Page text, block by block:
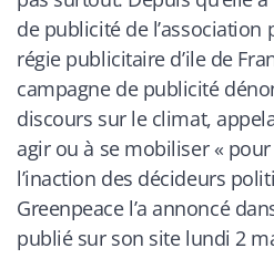
de publicité de l’association
régie publicitaire d’ile de
campagne de publicité
discours sur le climat,
agir ou à se mobiliser «
l’inaction des décideurs
Greenpeace l’a annoncé
publié sur son site lundi 2